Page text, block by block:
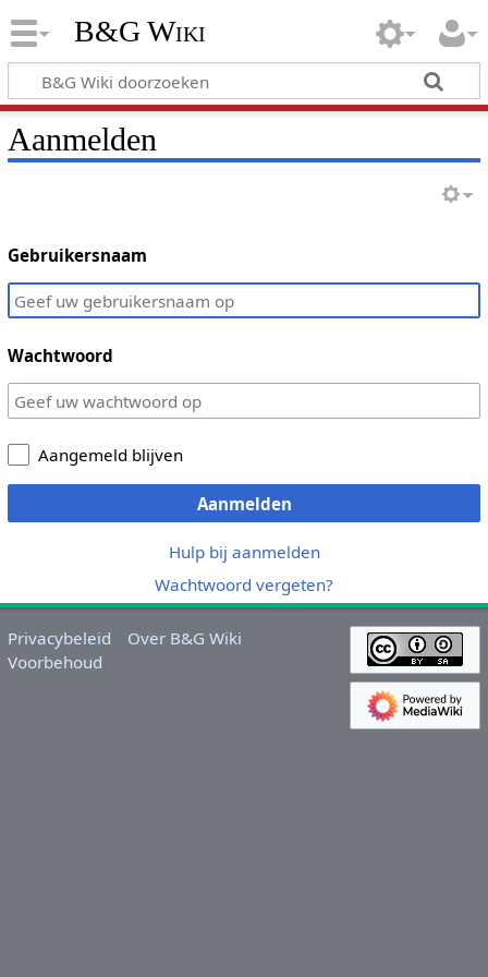
B&G Wiki
Aanmelden
Gebruikersnaam
Wachtwoord
Aangemeld blijven
Aanmelden
Hulp bij aanmelden
Wachtwoord vergeten?
Privacybeleid
Over B&G Wiki
Voorbehoud